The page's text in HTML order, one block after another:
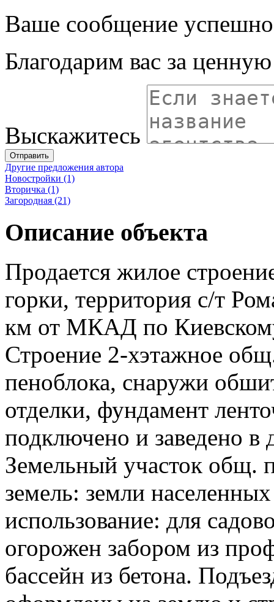
Ваше сообщение успешно
Благодарим вас за
Выскажитесь
Отправить
Другие предложения автора
Новостройки (1)
Вторичка (1)
Загородная (21)
Описание объекта
Продается жилое
горки, территория с/т
км от МКАД по
Строение 2-хэтажное
пеноблока, снаружи
отделки, фундамент
подключено и заведено
Земельный участок общ.
земель: земли
использование: для
огорожен забором из
бассейн из бетона.